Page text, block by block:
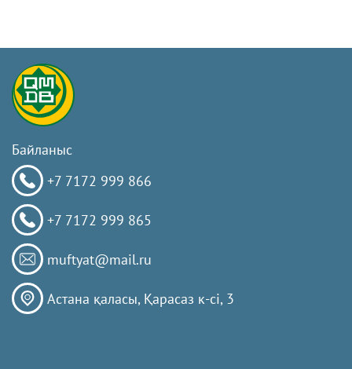
Байланыс
+7 7172 999 866
+7 7172 999 865
muftyat@mail.ru
Астана қаласы, Қарасаз к-сi, 3